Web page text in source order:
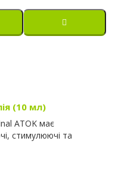
(10 мл)
ATOK має
стимулюючі та